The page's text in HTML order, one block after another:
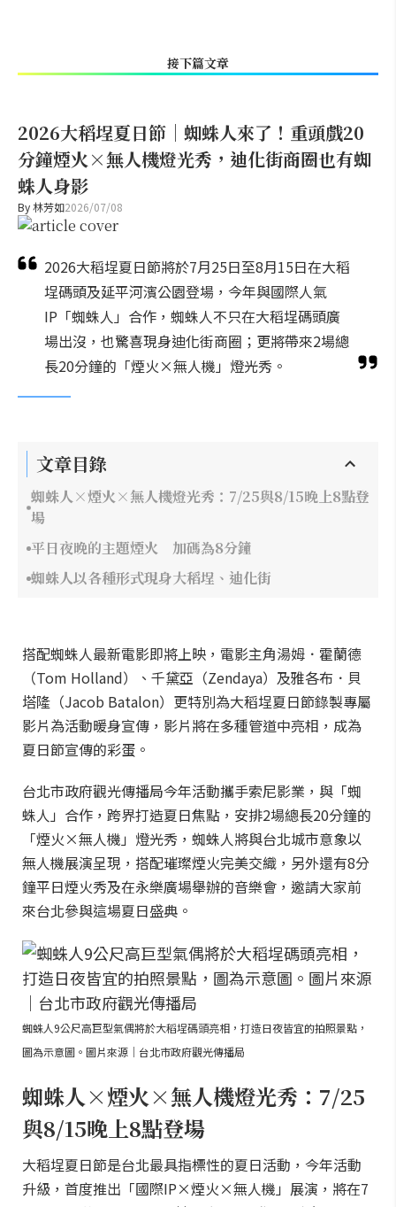
接下篇文章
2026大稻埕夏日節｜蜘蛛人來了！重頭戲20
分鐘煙火×無人機燈光秀，迪化街商圈也有蜘
蛛人身影
By林芳如2026/07/08
2026大稻埕夏日節將於7月25日至8月15日在大稻
埕碼頭及延平河濱公園登場，今年與國際人氣
IP「蜘蛛人」合作，蜘蛛人不只在大稻埕碼頭廣
場出沒，也驚喜現身迪化街商圈；更將帶來2場總
長20分鐘的「煙火×無人機」燈光秀。
文章目錄
蜘蛛人×煙火×無人機燈光秀：7/25與8/15晚上8點登
場
平日夜晚的主題煙火 加碼為8分鐘
蜘蛛人以各種形式現身大稻埕、迪化街
搭配蜘蛛人最新電影即將上映，電影主角湯姆．霍蘭德
（Tom Holland）、千黛亞（Zendaya）及雅各布．貝
塔隆（Jacob Batalon）更特別為大稻埕夏日節錄製專屬
影片為活動暖身宣傳，影片將在多種管道中亮相，成為
夏日節宣傳的彩蛋。
台北市政府觀光傳播局今年活動攜手索尼影業，與「蜘
蛛人」合作，跨界打造夏日焦點，安排2場總長20分鐘的
「煙火×無人機」燈光秀，蜘蛛人將與台北城市意象以
無人機展演呈現，搭配璀璨煙火完美交織，另外還有8分
鐘平日煙火秀及在永樂廣場舉辦的音樂會，邀請大家前
來台北參與這場夏日盛典。
蜘蛛人9公尺高巨型氣偶將於大稻埕碼頭亮相，打造日夜皆宜的拍照景點，
圖為示意圖。圖片來源｜台北市政府觀光傳播局
蜘蛛人×煙火×無人機燈光秀：7/25
與8/15晚上8點登場
大稻埕夏日節是台北最具指標性的夏日活動，今年活動
升級，首度推出「國際IP×煙火×無人機」展演，將在7